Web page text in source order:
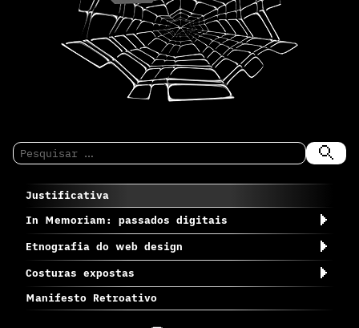
Pesquisar
por:
Justificativa
In Memoriam: passados digitais
Etnografia do web design
Costuras expostas
Manifesto Retroativo